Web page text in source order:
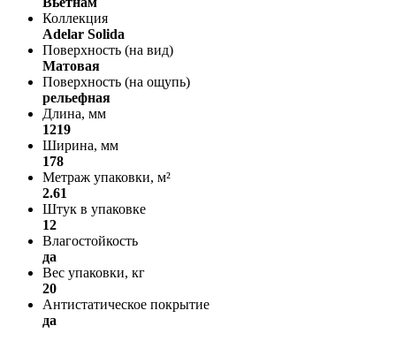
Коллекция
Adelar Solida
Поверхность (на вид)
Матовая
Поверхность (на ощупь)
рельефная
Длина, мм
1219
Ширина, мм
178
Метраж упаковки, м²
2.61
Штук в упаковке
12
Влагостойкость
да
Вес упаковки, кг
20
Антистатическое покрытие
да